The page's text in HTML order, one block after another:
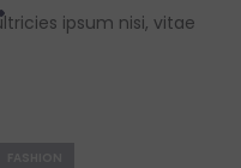
ipsum nisi, vitae